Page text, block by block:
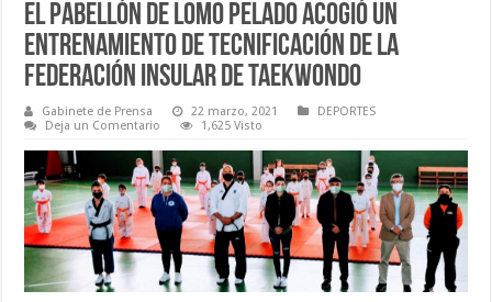
El pabellón de Lomo Pelado acogió un
entrenamiento de tecnificación de la
Federación Insular de Taekwondo
Gabinete de Prensa 22 marzo, 2021
DEPORTES
Deja un Comentario
1,625 Visto